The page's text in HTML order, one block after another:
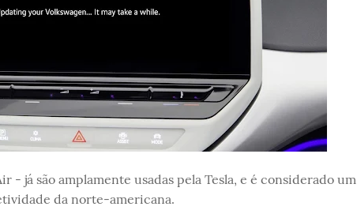
- já são amplamente usadas pela Tesla, e é considerado um
da norte-americana.